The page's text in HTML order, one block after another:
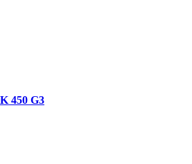
450 G3